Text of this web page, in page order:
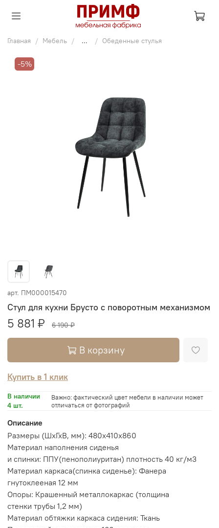
Главная Мебель ... Обеденные стулья
-5%
арт. ПМ000015470
Стул для кухни Брусто с поворотным механизмом
5 881 ₽ 6 190 ₽
В корзину
Купить в 1 клик
В наличии
4 шт.
Важно: фактический цвет мебели в наличии может
отличаться от фотографий
Описание
Размеры (ШхГхВ, мм): 480х410х860
Материал наполнения сиденья
и спинки: ППУ(пенополиуритан) плотность 40 кг/м3
Материал каркаса(спинка сиденье): Фанера
гнутоклееная 12 мм
Опоры: Крашенный металлокаркас (толщина
стенки трубы 1,2 мм)
Материал обтяжки каркаса сидения: Ткань